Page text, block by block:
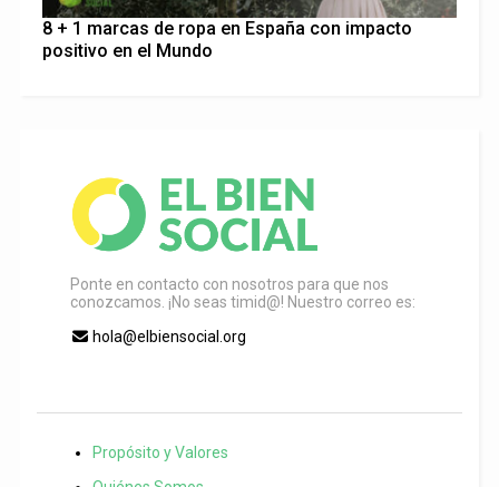
8 + 1 marcas de ropa en España con impacto
positivo en el Mundo
Ponte en contacto con nosotros para que nos
conozcamos. ¡No seas timid@! Nuestro correo es:
hola@elbiensocial.org
Propósito y Valores